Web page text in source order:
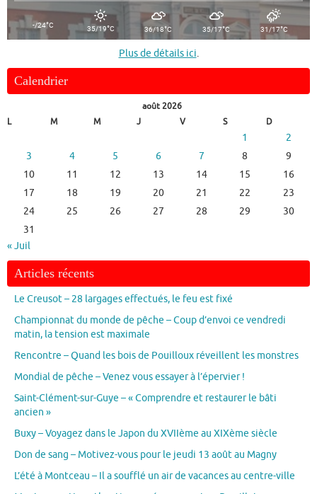
-/24°C 35/19°C 36/18°C 35/17°C 31/17°C
Plus de détails ici.
Calendrier
août 2026
L
M M J V S D
1
2
3
4 5 6 7 8
9
10
11 12 13 14 15
16
17
18 19 20 21 22
23
24
25 26 27 28 29
30
31
« Juil
Articles récents
Le Creusot – 28 largages effectués, le feu est fixé
Championnat du monde de pêche – Coup d’envoi ce vendredi
matin, la tension est maximale
Rencontre – Quand les bois de Pouilloux réveillent les monstres
Mondial de pêche – Venez vous essayer à l’épervier !
Saint-Clément-sur-Guye – « Comprendre et restaurer le bâti
ancien »
Buxy – Voyagez dans le Japon du XVIIème au XIXème siècle
Don de sang – Motivez-vous pour le jeudi 13 août au Magny
L’été à Montceau – Il a soufflé un air de vacances au centre-ville